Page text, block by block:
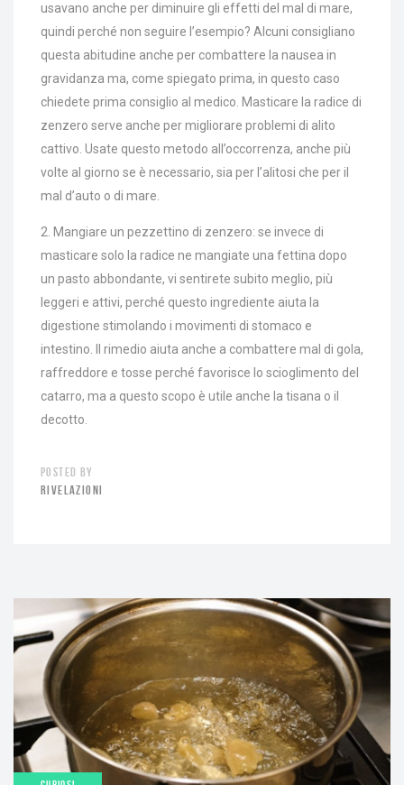
usavano anche per diminuire gli effetti del mal di mare,
quindi perché non seguire l’esempio? Alcuni consigliano
questa abitudine anche per combattere la nausea in
gravidanza ma, come spiegato prima, in questo caso
chiedete prima consiglio al medico. Masticare la radice di
zenzero serve anche per migliorare problemi di alito
cattivo. Usate questo metodo all’occorrenza, anche più
volte al giorno se è necessario, sia per l’alitosi che per il
mal d’auto o di mare.
2. Mangiare un pezzettino di zenzero: se invece di
masticare solo la radice ne mangiate una fettina dopo
un pasto abbondante, vi sentirete subito meglio, più
leggeri e attivi, perché questo ingrediente aiuta la
digestione stimolando i movimenti di stomaco e
intestino. Il rimedio aiuta anche a combattere mal di gola,
raffreddore e tosse perché favorisce lo scioglimento del
catarro, ma a questo scopo è utile anche la tisana o il
decotto.
POSTED BY
RIVELAZIONI